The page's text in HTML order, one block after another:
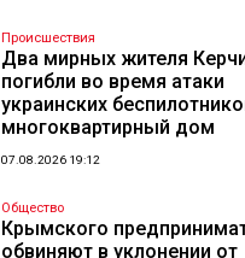
Происшествия
Два мирных жителя
погибли во время атаки
украинских
многоквартирный дом
07.08.2026 19:12
Общество
Крымского
обвиняют в уклонении от